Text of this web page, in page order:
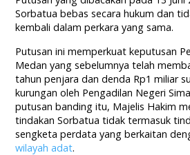
Sorbatua bebas secara hukum dan
kembali dalam perkara yang sama.
Putusan ini memperkuat keputusan
Medan yang sebelumnya telah
tahun penjara dan denda Rp1 miliar
kurungan oleh Pengadilan Negeri
putusan banding itu, Majelis Hakim
tindakan Sorbatua tidak termasuk
sengketa perdata yang berkaitan
wilayah adat.